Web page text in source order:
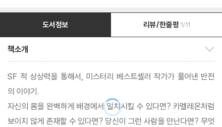
도서정보 리뷰/한줄평 1/11
책소개
SF 적 상상력을 통해서, 미스터리 베스트셀러 작가가 풀어낸 반전
의 이야기.
자신의 몸을 완벽하게 배경에서 일치시킬 수 있다면? 카멜레온처럼
보이지 않게 존재할 수 있다면? 당신이 그런 사람을 만난다면? 무엇